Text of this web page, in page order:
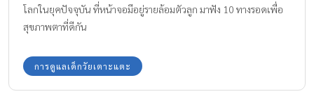
โลกในยุคปัจจุบัน ที่หน้าจอมีอยู่รายล้อมตัวลูก มาฟัง 10 ทางรอดเพื่อ
สุขภาพตาที่ดีกัน
การดูแลเด็กวัยเตาะแตะ